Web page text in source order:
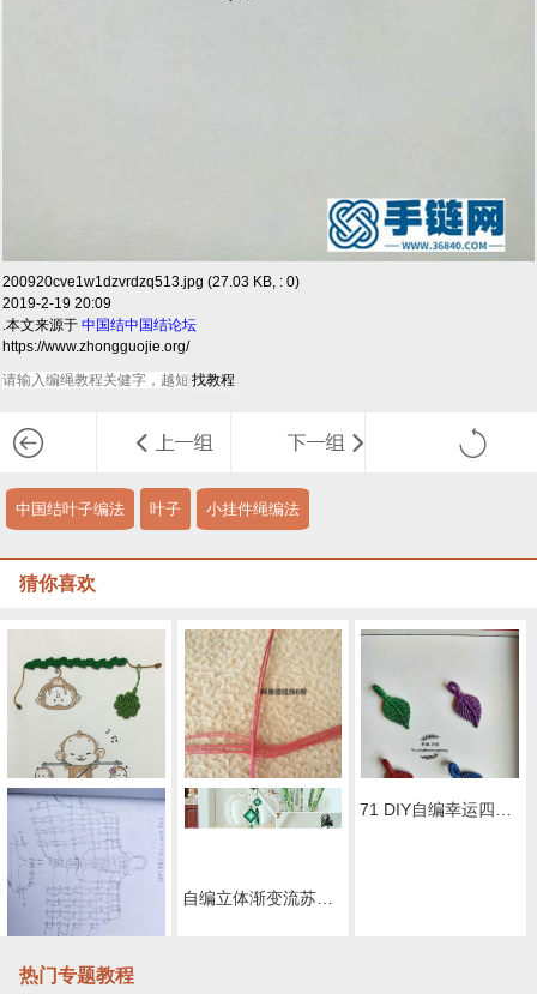
200920cve1w1dzvrdzq513.jpg (27.03 KB, : 0)
2019-2-19 20:09
.本文来源于中国结中国结论坛
https://www.zhongguojie.org/
中国结叶子编法 叶子 小挂件绳编法
猜你喜欢
绿叶手链+四叶草小挂坠 组合贴画编绳教程-完整编法步骤
热门专题教程